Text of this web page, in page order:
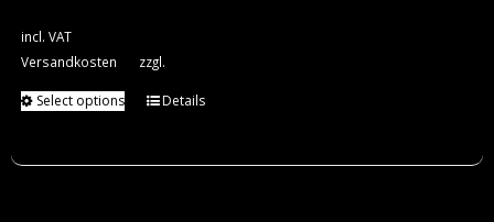
incl. VAT
zzgl.
Versandkosten
Select options Details